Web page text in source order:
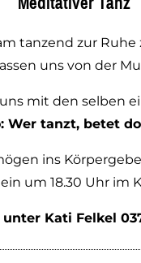
tanzend zur
uns von der
mit den selben
Wer tanzt, betet
ins
um 18.30 Uhr im
Kati Felkel